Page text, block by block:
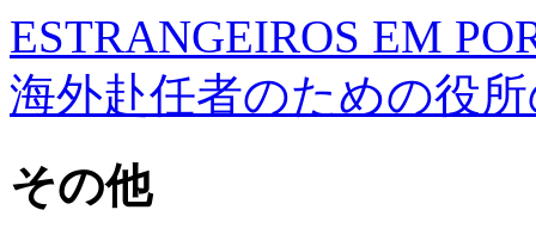
ESTRANGEIROS EM
海外赴任者のための役
その他